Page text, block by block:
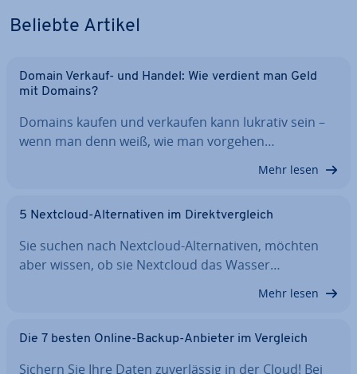
Beliebte Artikel
Domain Verkauf- und Handel: Wie verdient man Geld
mit Domains?
Domains kaufen und verkaufen kann lukrativ sein –
wenn man denn weiß, wie man vorgehen…
Mehr lesen
5 Nextcloud-Al­ter­na­ti­ven im Di­rekt­ver­gleich
Sie suchen nach Nextcloud-Al­ter­na­ti­ven, möchten
aber wissen, ob sie Nextcloud das Wasser…
Mehr lesen
Die 7 besten Online-Backup-Anbieter im Vergleich
Sichern Sie Ihre Daten zu­ver­läs­sig in der Cloud! Bei